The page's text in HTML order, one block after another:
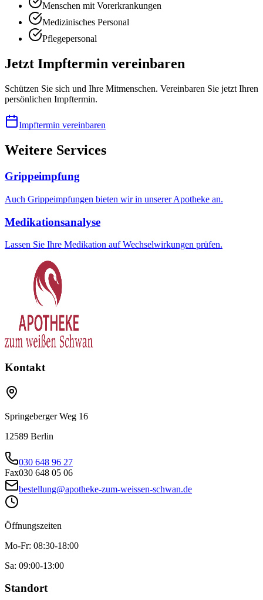
Menschen mit Vorerkrankungen
Medizinisches Personal
Pflegepersonal
Jetzt Impftermin vereinbaren
Schützen Sie sich und Ihre Mitmenschen. Vereinbaren Sie jetzt Ihren
persönlichen Impftermin.
Impftermin vereinbaren
Weitere Services
Grippeimpfung
Auch Grippeimpfungen bieten wir in unserer Apotheke an.
Medikationsanalyse
Lassen Sie Ihre Medikation auf Wechselwirkungen prüfen.
Kontakt
Springeberger Weg 16
12589 Berlin
030 648 96 27
Fax030 648 05 06
bestellung@apotheke-zum-weissen-schwan.de
Öffnungszeiten
Mo-Fr: 08:30-18:00
Sa: 09:00-13:00
Standort